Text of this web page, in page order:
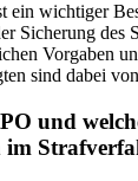
ein wichtiger
Sicherung des
Vorgaben
sind dabei
und
im